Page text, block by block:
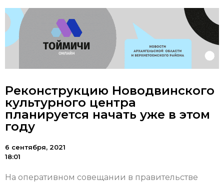
Реконструкцию Новодвинского
культурного центра
планируется начать уже в этом
году
6 сентября, 2021
18:01
На оперативном совещании в правительстве